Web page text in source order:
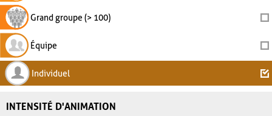
Grand groupe (> 100)
Équipe
Individuel
INTENSITÉ D'ANIMATION